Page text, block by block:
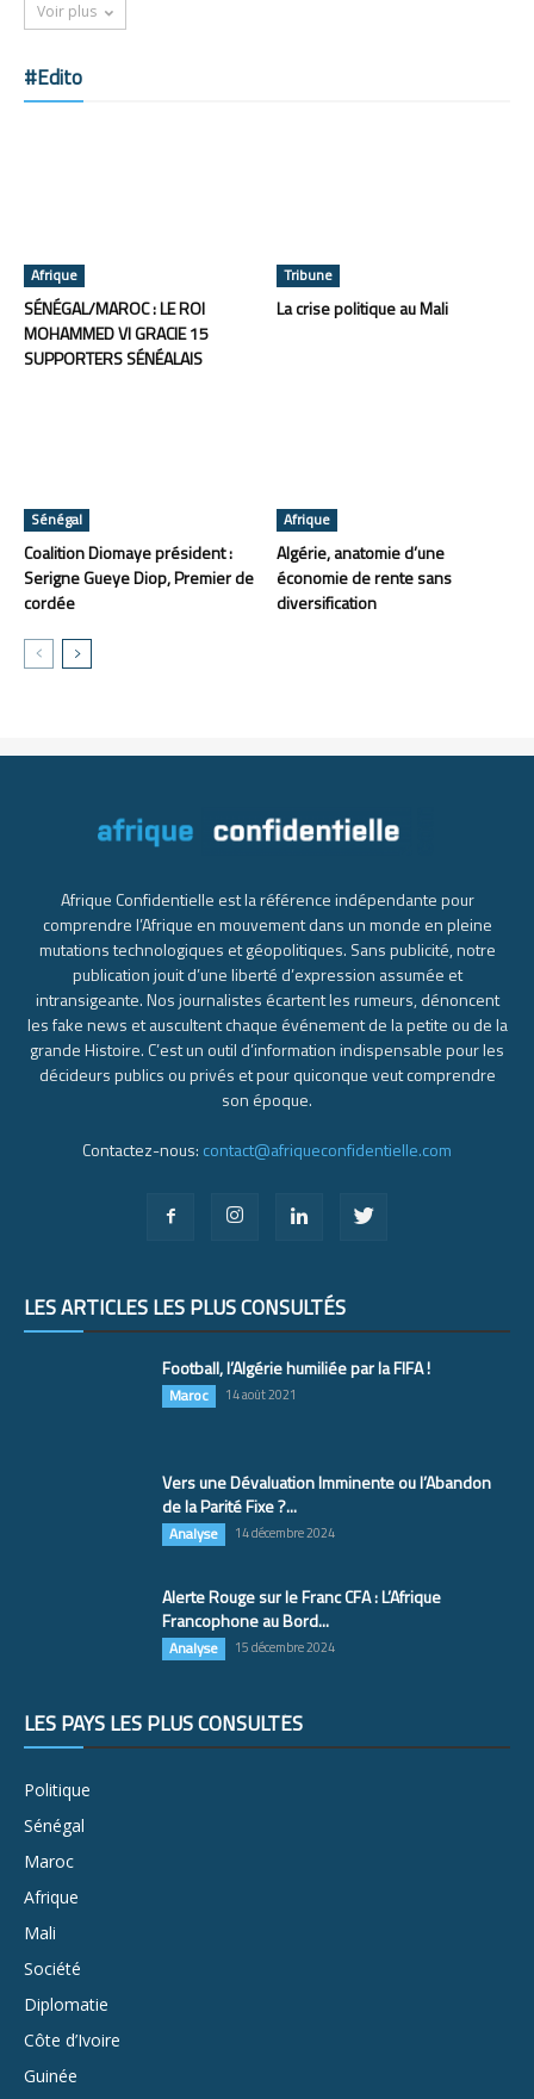
Voir plus
#Edito
Afrique
SÉNÉGAL/MAROC : LE ROI
MOHAMMED VI GRACIE 15
SUPPORTERS SÉNÉALAIS
Tribune
La crise politique au Mali
Sénégal
Coalition Diomaye président :
Serigne Gueye Diop, Premier de
cordée
Afrique
Algérie, anatomie d’une
économie de rente sans
diversification
Afrique Confidentielle est la référence indépendante pour
comprendre l’Afrique en mouvement dans un monde en pleine
mutations technologiques et géopolitiques. Sans publicité, notre
publication jouit d’une liberté d’expression assumée et
intransigeante. Nos journalistes écartent les rumeurs, dénoncent
les fake news et auscultent chaque événement de la petite ou de la
grande Histoire. C’est un outil d’information indispensable pour les
décideurs publics ou privés et pour quiconque veut comprendre
son époque.
Contactez-nous: contact@afriqueconfidentielle.com
LES ARTICLES LES PLUS CONSULTÉS
Football, l’Algérie humiliée par la FIFA !
Maroc 14 août 2021
Vers une Dévaluation Imminente ou l’Abandon
de la Parité Fixe ?...
Analyse 14 décembre 2024
Alerte Rouge sur le Franc CFA : L’Afrique
Francophone au Bord...
Analyse 15 décembre 2024
LES PAYS LES PLUS CONSULTÉS
Politique
Sénégal
Maroc
Afrique
Mali
Société
Diplomatie
Côte d’Ivoire
Guinée